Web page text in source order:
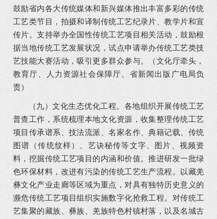
鼓励省内各大传统媒体和新兴媒体推出丰富多彩的传统
工艺类节目，拍摄和译制传统工艺纪录片、教学片和宣
传片。支持举办全国性传统工艺项目相关活动，鼓励根
据当地传统工艺发展状况，试点申请举办传统工艺类技
艺技能大赛活动，吸引更多群众参与。（文化厅牵头，
教育厅、人力资源社会保障厅、省新闻出版广电局负
责）
（九）文化生态优化工程。各地组织开展传统工艺
普查工作，系统梳理本地文化资源，收集整理传统工艺
项目传承谱系、技法流派、名家名作、典籍记载、传统
图谱（传统纹样）、艺诀秘传等文字、图片、视频资
料，挖掘传统工艺项目的内涵和价值。推进研发一批绿
色环保材料，改进有污染的传统工艺生产流程。以藏羌
彝文化产业走廊等区域为重点，对具有独特历史意义的
濒危传统工艺项目组织实施数字化抢救工程。对传统工
艺集聚的藏族、彝族、羌族特色村镇村落，以及名城古